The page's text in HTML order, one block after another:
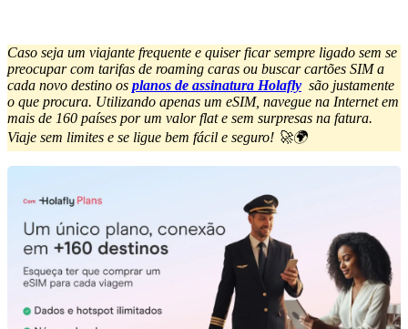
Caso seja um viajante frequente e quiser ficar sempre ligado sem se
preocupar com tarifas de roaming caras ou buscar cartões SIM a
cada novo destino os planos de assinatura Holafly são justamente
o que procura. Utilizando apenas um eSIM, navegue na Internet em
mais de 160 países por um valor flat e sem surpresas na fatura.
Viaje sem limites e se ligue bem fácil e seguro! 🚀🌍